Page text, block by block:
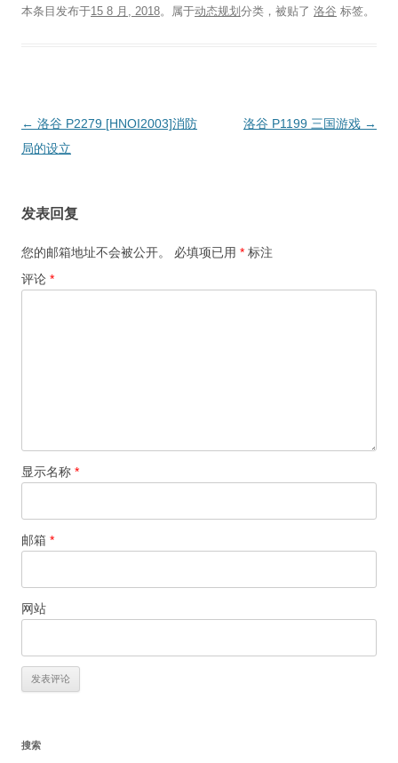
本条目发布于15 8 月, 2018。属于动态规划 分类，被贴了 洛谷 标签。
文
章
← 洛谷 P2279 [HNOI2003]消防
局的设立
洛谷 P1199 三国游戏 →
发表回复
您的邮箱地址不会被公开。 必填项已用 * 标注
评论 *
显示名称 *
邮箱 *
网站
搜索